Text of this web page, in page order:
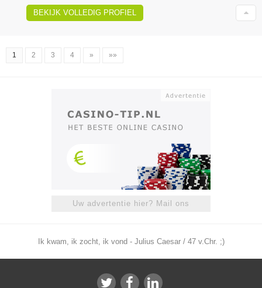
BEKIJK VOLLEDIG PROFIEL
1 2 3 4 » »»
Uw advertentie hier? Mail ons
Ik kwam, ik zocht, ik vond - Julius Caesar / 47 v.Chr. ;)